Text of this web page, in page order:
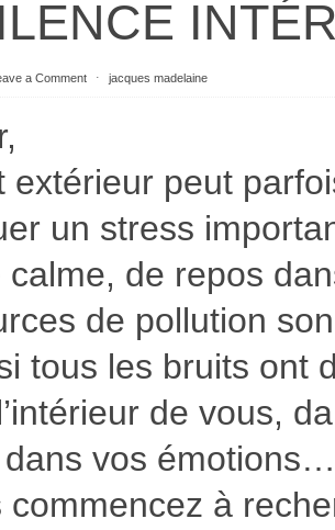
a Comment ⋅ jacques madelaine
extérieur peut
un stress
calme, de repos
de pollution
tous les bruits ont
de vous,
dans vos émotions…
commencez à